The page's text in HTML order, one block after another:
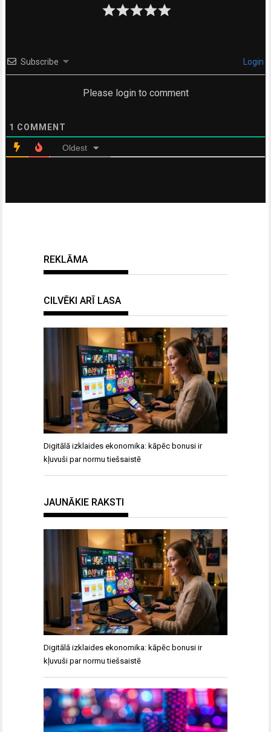
Subscribe Login
Please login to comment
1 COMMENT
Oldest
REKLĀMA
CILVĒKI ARĪ LASA
Digitālā izklaides ekonomika: kāpēc bonusi ir
kļuvuši par normu tiešsaistē
JAUNĀKIE RAKSTI
Digitālā izklaides ekonomika: kāpēc bonusi ir
kļuvuši par normu tiešsaistē